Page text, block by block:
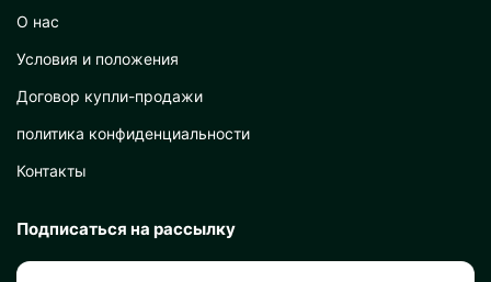
О нас
Условия и положения
Договор купли-продажи
политика конфиденциальности
Контакты
Подписаться на рассылку